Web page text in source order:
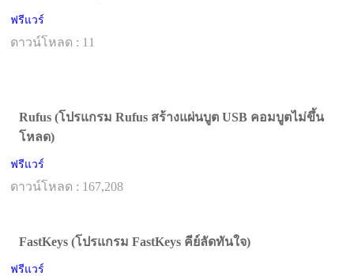
ฟรีแวร์
ดาวน์โหลด : 11
Rufus (โปรแกรม Rufus สร้างแผ่นบูต USB คอมบูตไม่ขึ้น
โหลด)
ฟรีแวร์
ดาวน์โหลด : 167,208
FastKeys (โปรแกรม FastKeys คีย์ลัดทันใจ)
ฟรีแวร์